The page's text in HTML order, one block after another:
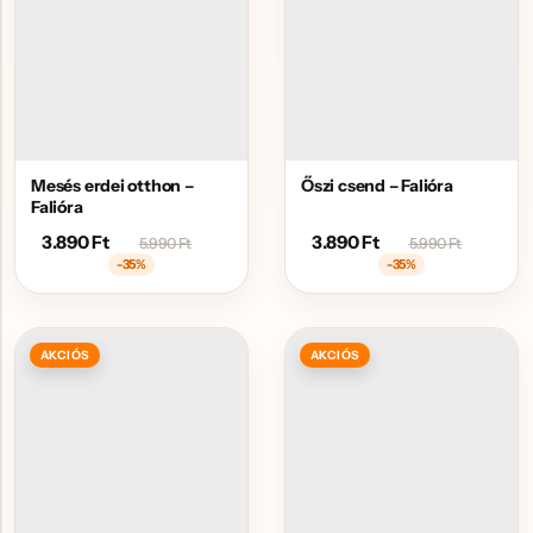
Mesés erdei otthon –
Falióra
3.890Ft 5.990Ft
-35%
Őszi csend – Falióra
3.890Ft 5.990Ft
-35%
AKCIÓS AKCIÓS